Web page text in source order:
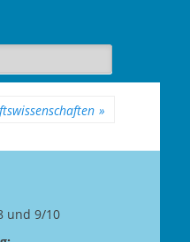
Berlin-
Wilmersdorf
»
und 9/10